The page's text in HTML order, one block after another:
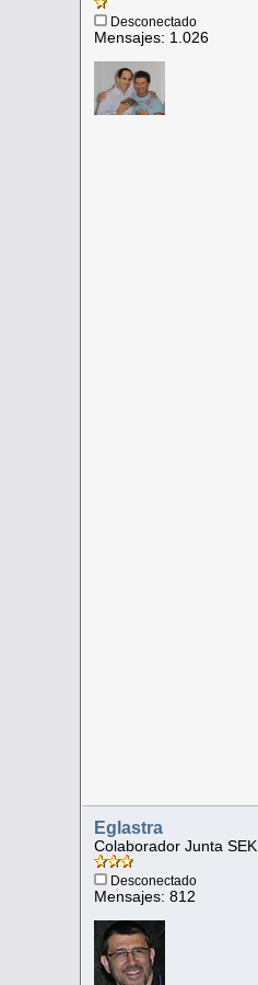
Desconectado
Mensajes: 1.026
Eglastra
Colaborador Junta SEK
Desconectado
Mensajes: 812